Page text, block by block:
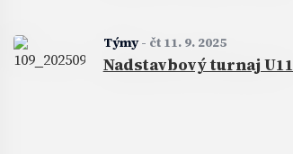
Týmy- čt 11. 9. 2025
Nadstavbový turnaj U11